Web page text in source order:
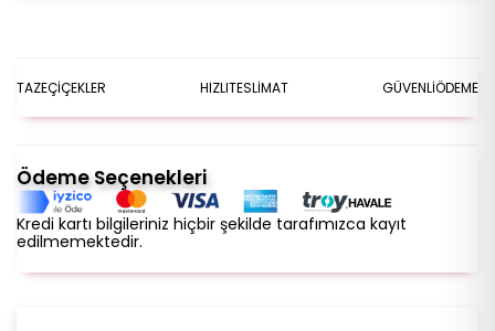
TAZEÇİÇEKLER HIZLITESLİMAT GÜVENLİÖDEME
Ödeme Seçenekleri
Kredi kartı bilgileriniz hiçbir şekilde tarafımızca kayıt
edilmemektedir.